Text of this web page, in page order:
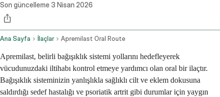
Son güncelleme 3 Nisan 2026
Ana Sayfa İlaçlar Apremilast Oral Route
Apremilast, belirli bağışıklık sistemi yollarını hedefleyerek
vücudunuzdaki iltihabı kontrol etmeye yardımcı olan oral bir ilaçtır.
Bağışıklık sisteminizin yanlışlıkla sağlıklı cilt ve eklem dokusuna
saldırdığı sedef hastalığı ve psoriatik artrit gibi durumlar için yaygın